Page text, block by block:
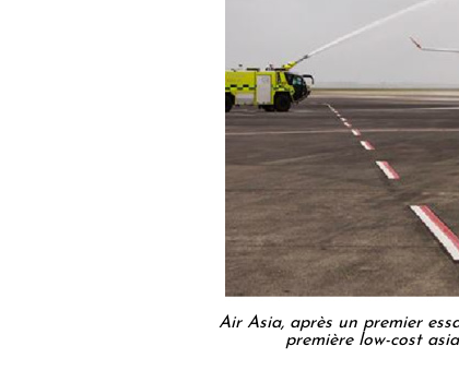
Air Asia, après un premier
première low-cost